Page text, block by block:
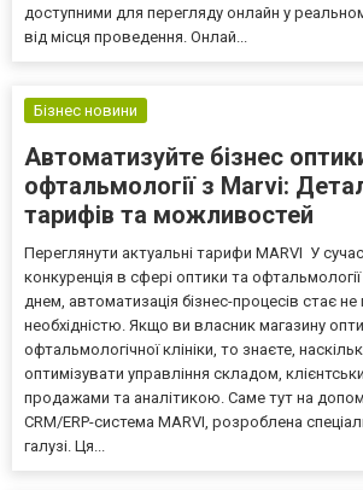
доступними для перегляду онлайн у
від місця проведення. Онлай...
Бізнес новини
Автоматизуйте бізнес
офтальмології з Marvi:
тарифів та можливостей
Переглянути актуальні тарифи MARVI У
конкуренція в сфері оптики та
днем, автоматизація бізнес-процесів стає
необхідністю. Якщо ви власник магазину
офтальмологічної клініки, то знаєте,
оптимізувати управління складом,
продажами та аналітикою. Саме тут на
CRM/ERP-система MARVI, розроблена
галузі. Ця...